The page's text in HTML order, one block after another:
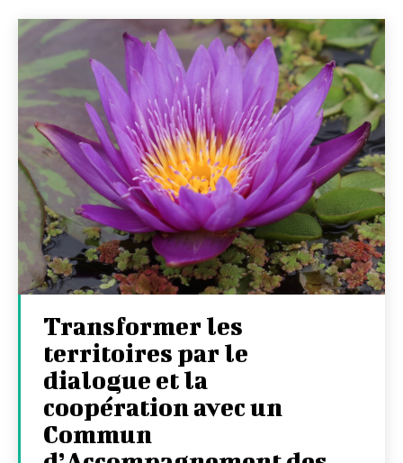
Transformer les
territoires par le
dialogue et la
coopération avec un
Commun